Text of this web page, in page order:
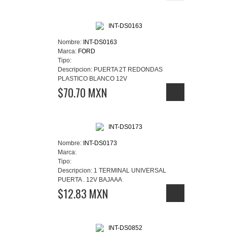
Nombre: INT-DS0163
Marca: FORD
Tipo:
Descripcion: PUERTA 2T REDONDAS
PLASTICO BLANCO 12V
$70.70 MXN
Nombre: INT-DS0173
Marca:
Tipo:
Descripcion: 1 TERMINAL UNIVERSAL
PUERTA . 12V BAJAAA
$12.83 MXN